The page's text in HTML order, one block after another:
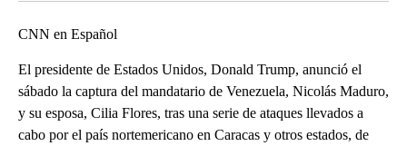
CNN en Español
El presidente de Estados Unidos, Donald Trump, anunció el
sábado la captura del mandatario de Venezuela, Nicolás Maduro,
y su esposa, Cilia Flores, tras una serie de ataques llevados a
cabo por el país nortemericano en Caracas y otros estados, de